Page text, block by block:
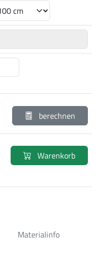
berechnen
Warenkorb
Materialinfo